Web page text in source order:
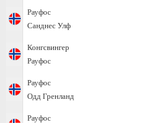
Рауфос
Санднес Улф
Конгсвингер
Рауфос
Рауфос
Одд Гренланд
Рауфос